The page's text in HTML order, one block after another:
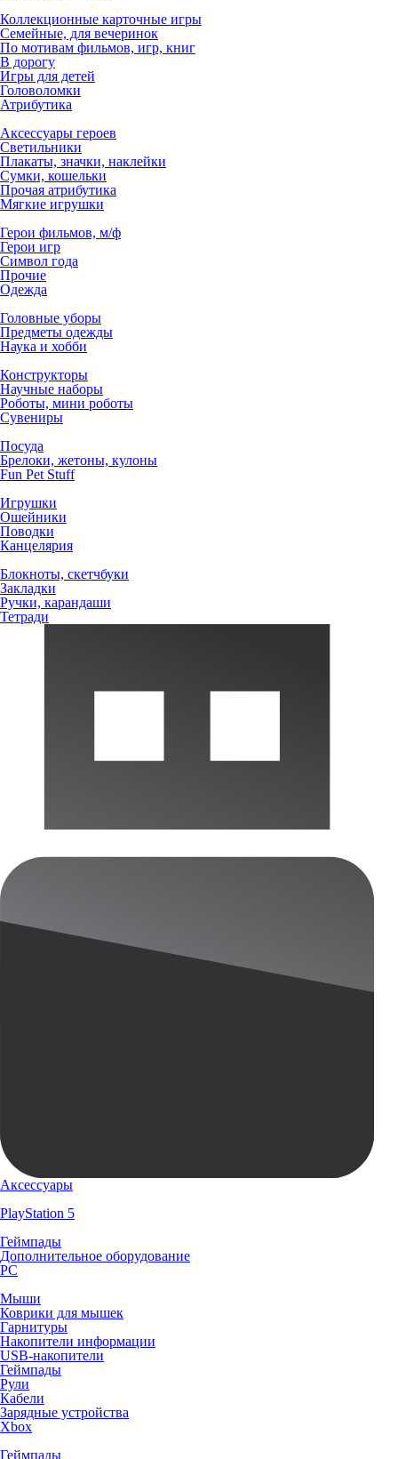
Коллекционные карточные игры
Семейные, для вечеринок
По мотивам фильмов, игр, книг
В дорогу
Игры для детей
Головоломки
Атрибутика
Аксессуары героев
Светильники
Плакаты, значки, наклейки
Сумки, кошельки
Прочая атрибутика
Мягкие игрушки
Герои фильмов, м/ф
Герои игр
Символ года
Прочие
Одежда
Головные уборы
Предметы одежды
Наука и хобби
Конструкторы
Научные наборы
Роботы, мини роботы
Сувениры
Посуда
Брелоки, жетоны, кулоны
Fun Pet Stuff
Игрушки
Ошейники
Поводки
Канцелярия
Блокноты, скетчбуки
Закладки
Ручки, карандаши
Тетради
Аксессуары
PlayStation 5
Геймпады
Дополнительное оборудование
PC
Мыши
Коврики для мышек
Гарнитуры
Накопители информации
USB-накопители
Геймпады
Рули
Кабели
Зарядные устройства
Xbox
Геймпады